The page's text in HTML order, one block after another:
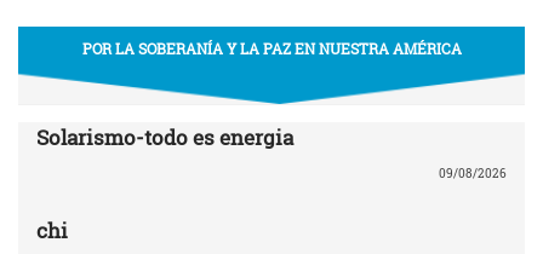
POR LA SOBERANÍA Y LA PAZ EN NUESTRA AMÉRICA
Solarismo-todo es energia
09/08/2026
chi